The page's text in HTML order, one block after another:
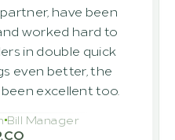
have been
worked hard to
in double quick
even better, the
excellent too.
Bill Manager